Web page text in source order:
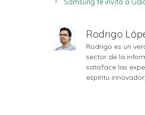
Rodrigo
Rodrigo es un
sector de la
satisface las
espíritu